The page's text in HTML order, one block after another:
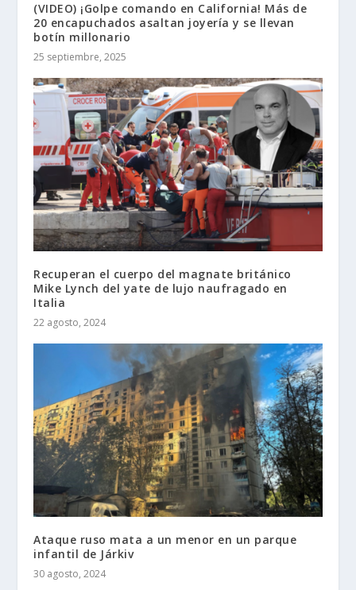
(VIDEO) ¡Golpe comando en California! Más de
20 encapuchados asaltan joyería y se llevan
botín millonario
25 septiembre, 2025
Recuperan el cuerpo del magnate británico
Mike Lynch del yate de lujo naufragado en
Italia
22 agosto, 2024
Ataque ruso mata a un menor en un parque
infantil de Járkiv
30 agosto, 2024